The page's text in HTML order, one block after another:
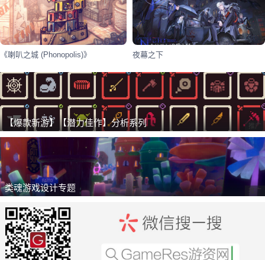
《喇叭之城 (Phonopolis)》 夜幕之下
【爆款新游】【潜力佳作】分析系列 推广
类魂游戏设计专题 推广